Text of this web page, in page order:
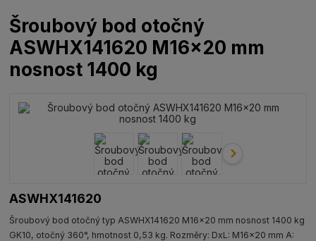
Šroubový bod otočný
ASWHX141620 M16x20 mm
nosnost 1400 kg
ASWHX141620
Šroubový bod otočný typ ASWHX141620 M16x20 mm nosnost 1400 kg
GK10, otočný 360°, hmotnost 0,53 kg. Rozměry: DxL: M16x20 mm A: